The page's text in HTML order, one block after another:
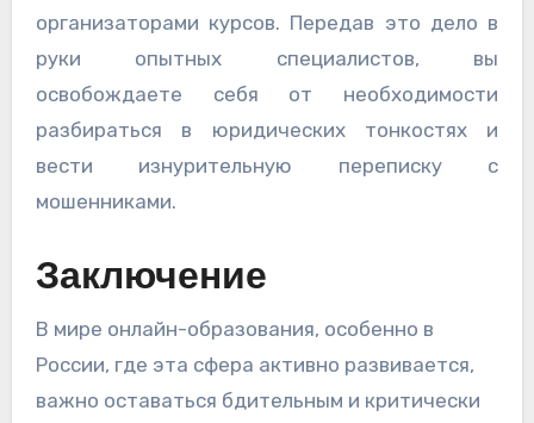
организаторами курсов. Передав это дело в
руки опытных специалистов, вы
освобождаете себя от необходимости
разбираться в юридических тонкостях и
вести изнурительную переписку с
мошенниками.
Заключение
В мире онлайн-образования, особенно в
России, где эта сфера активно развивается,
важно оставаться бдительным и критически